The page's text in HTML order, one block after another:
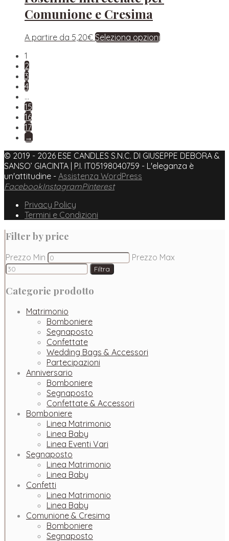
Comunione e Cresima
A partire da 5,20€ Seleziona opzioni
1
2
3
4
…
15
16
17
→
© 2019 - 2026 ESE CANDLES S.N.C. DI GIUSEPPE DEBORA &
SANSO’ GIACINTA | P.I. IT05198040759 - L'eleganza è
un'attitudine - Assistenza WordPress
FacebookInstagramPinterest
Privacy Policy
Termini e Condizioni
Filter by price
Prezzo Min Prezzo Max
Filtra
Categorie prodotto
Matrimonio
Bomboniere
Segnaposto
Confettate
Wedding Bags & Accessori
Partecipazioni
Anniversario
Bomboniere
Segnaposto
Confettate & Accessori
Bomboniere
Linea Matrimonio
Linea Baby
Linea Eventi Vari
Segnaposto
Linea Matrimonio
Linea Baby
Confetti
Linea Matrimonio
Linea Baby
Comunione & Cresima
Bomboniere
Segnaposto